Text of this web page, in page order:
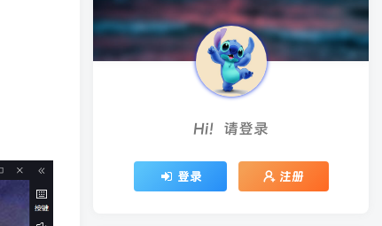
Hi！请登录
登录 注册